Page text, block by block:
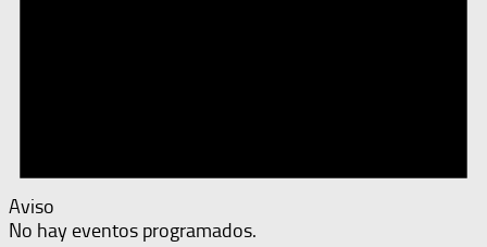
Aviso
No hay eventos programados.